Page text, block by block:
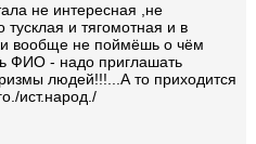
не интересная ,не
и тягомотная и в
вообще не поймёшь о чём
ФИО - надо приглашать
людей!!!...А то приходится
ист.народ./